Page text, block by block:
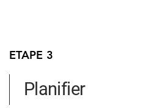
ETAPE 3
Planifier